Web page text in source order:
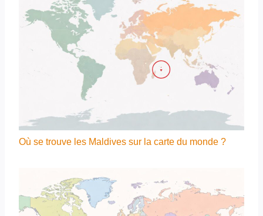
Où se trouve les Maldives sur la carte du monde ?